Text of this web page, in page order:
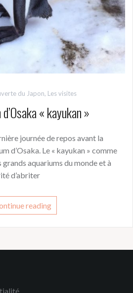
du Japon, Les visites
« kayukan »
journée de repos avant la
d’Osaka. Le « kayukan » comme
grands aquariums du monde et à
d’abriter
reading